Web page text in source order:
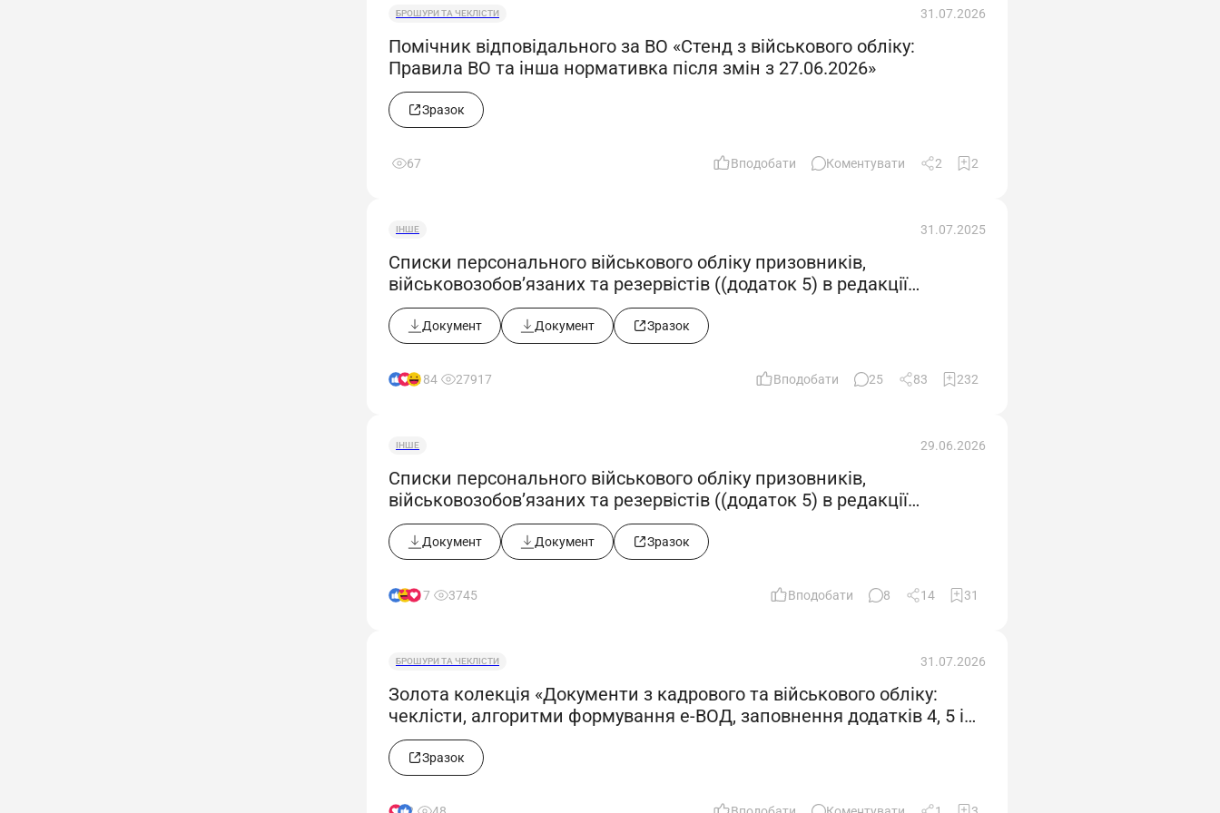
БРОШУРИ ТА ЧЕКЛІСТИ 31.07.2026
Помічник відповідального за ВО «Стенд з військового обліку:
Правила ВО та інша нормативка після змін з 27.06.2026»
Зразок
67 Вподобати Коментувати 2 2
ІНШЕ 31.07.2025
Списки персонального військового обліку призовників,
військовозобов’язаних та резервістів ((додаток 5) в редакції
постанови КМУ від 30.07.2025 №916))
Документ Документ Зразок
184 27917 Вподобати 25 83 232
ІНШЕ 29.06.2026
Списки персонального військового обліку призовників,
військовозобов’язаних та резервістів ((додаток 5) в редакції
постанови КМУ від 10.06.2026 №812)
Документ Документ Зразок
17 3745 Вподобати 8 14 31
БРОШУРИ ТА ЧЕКЛІСТИ 31.07.2026
Золота колекція «Документи з кадрового та військового обліку:
чеклісти, алгоритми формування е-ВОД, заповнення додатків 4, 5 і
12»
Зразок